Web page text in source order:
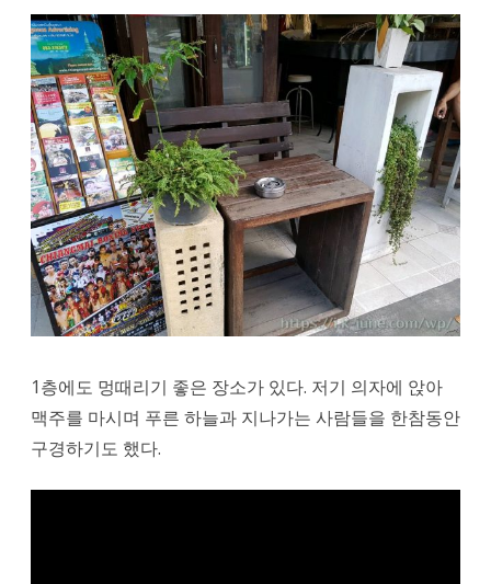
1층에도 멍때리기 좋은 장소가 있다. 저기 의자에 앉아
맥주를 마시며 푸른 하늘과 지나가는 사람들을 한참동안
구경하기도 했다.